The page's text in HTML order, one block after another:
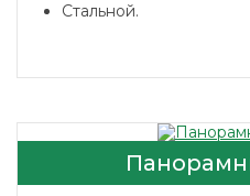
Стальной.